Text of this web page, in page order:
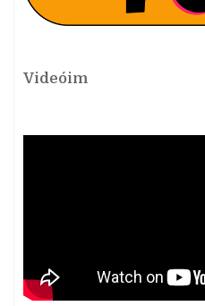
Videóim